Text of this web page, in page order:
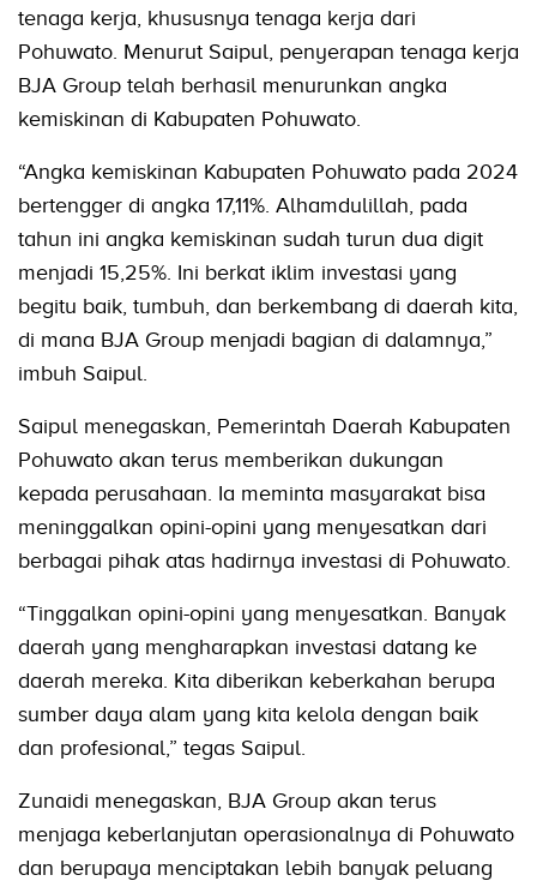
tenaga kerja, khususnya tenaga kerja dari
Pohuwato. Menurut Saipul, penyerapan tenaga kerja
BJA Group telah berhasil menurunkan angka
kemiskinan di Kabupaten Pohuwato.
“Angka kemiskinan Kabupaten Pohuwato pada 2024
bertengger di angka 17,11%. Alhamdulillah, pada
tahun ini angka kemiskinan sudah turun dua digit
menjadi 15,25%. Ini berkat iklim investasi yang
begitu baik, tumbuh, dan berkembang di daerah kita,
di mana BJA Group menjadi bagian di dalamnya,”
imbuh Saipul.
Saipul menegaskan, Pemerintah Daerah Kabupaten
Pohuwato akan terus memberikan dukungan
kepada perusahaan. Ia meminta masyarakat bisa
meninggalkan opini-opini yang menyesatkan dari
berbagai pihak atas hadirnya investasi di Pohuwato.
“Tinggalkan opini-opini yang menyesatkan. Banyak
daerah yang mengharapkan investasi datang ke
daerah mereka. Kita diberikan keberkahan berupa
sumber daya alam yang kita kelola dengan baik
dan profesional,” tegas Saipul.
Zunaidi menegaskan, BJA Group akan terus
menjaga keberlanjutan operasionalnya di Pohuwato
dan berupaya menciptakan lebih banyak peluang